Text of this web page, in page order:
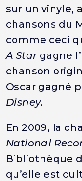
sur un vinyle,
chansons du
comme ceci
A Stargagne
chanson
Oscar gagné
Disney.
En 2009, la
National
Bibliothèque
qu’elle est